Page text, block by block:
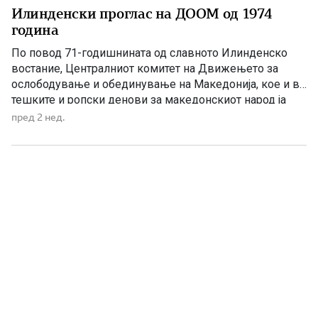
Илинденски проглас на ДООМ од 1974
година
По повод 71-годишнината од славното Илинденско
востание, Централниот комитет на Движењето за
ослободување и обединување на Македонија, кое и во
тешките и ропски денови за македонскиот народ ја
продолжува борбата и ги следи идеалите на
ПРОГЛАС: БРАЌА И СЕСТРИ – МАКЕДОНЦИ И
пред 2 нед.